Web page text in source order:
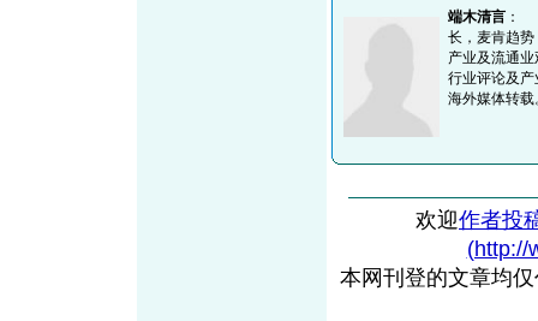
端木清言 ：
长，麦肯趋
产业及流通
行业评论及
海外媒体转
欢迎作者投
(http://
本网刊登的文章均